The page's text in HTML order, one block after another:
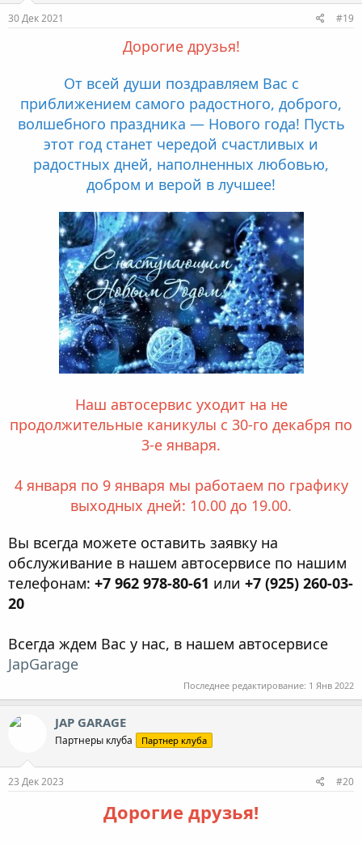
30 Дек 2021 #19
Дорогие друзья!
От всей души поздравляем Вас с
приближением самого радостного, доброго,
волшебного праздника — Нового года! Пусть
этот год станет чередой счастливых и
радостных дней, наполненных любовью,
добром и верой в лучшее!
Наш автосервис уходит на не
продолжительные каникулы с 30-го декабря по
3-е января.
4 января по 9 января мы работаем по графику
выходных дней: 10.00 до 19.00.
Вы всегда можете оставить заявку на
обслуживание в нашем автосервисе по нашим
телефонам: +7 962 978-80-61 или +7 (925) 260-03-
20
Всегда ждем Вас у нас, в нашем автосервисе
JapGarage
Последнее редактирование: 1 Янв 2022
JAP GARAGE
Партнеры клуба Партнер клуба
23 Дек 2023 #20
Дорогие друзья!